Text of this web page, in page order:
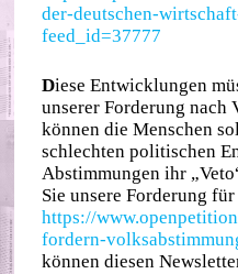
der-deutschen-
feed_id=37777
Diese Entwicklungen
unserer Forderung nach
können die Menschen
schlechten politischen
Abstimmungen ihr
Sie unsere Forderung
https://
fordern-
können diesen